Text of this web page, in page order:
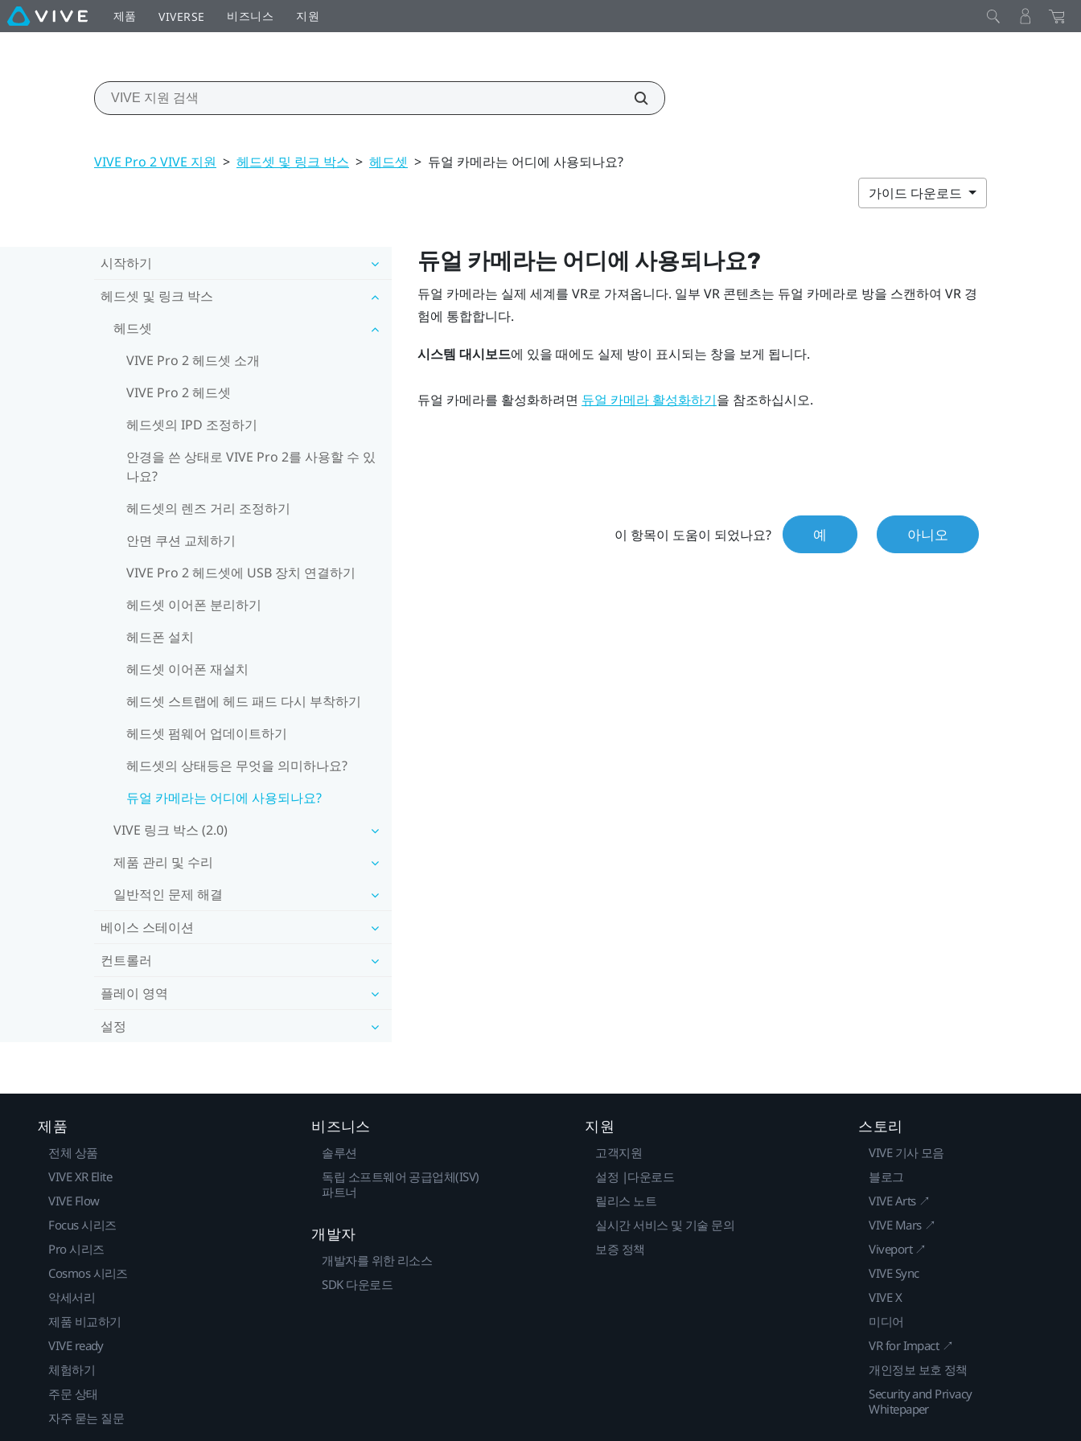
제품 VIVERSE 비즈니스 지원
VIVE Pro 2 VIVE 지원 > 헤드셋 및 링크 박스 > 헤드셋 > 듀얼 카메라는 어디에 사용되나요?
가이드 다운로드
시작하기
헤드셋 및 링크 박스
헤드셋
VIVE Pro 2 헤드셋 소개
VIVE Pro 2 헤드셋
헤드셋의 IPD 조정하기
안경을 쓴 상태로 VIVE Pro 2를 사용할 수 있
나요?
헤드셋의 렌즈 거리 조정하기
안면 쿠션 교체하기
VIVE Pro 2 헤드셋에 USB 장치 연결하기
헤드셋 이어폰 분리하기
헤드폰 설치
헤드셋 이어폰 재설치
헤드셋 스트랩에 헤드 패드 다시 부착하기
헤드셋 펌웨어 업데이트하기
헤드셋의 상태등은 무엇을 의미하나요?
듀얼 카메라는 어디에 사용되나요?
VIVE 링크 박스 (2.0)
제품 관리 및 수리
일반적인 문제 해결
베이스 스테이션
컨트롤러
플레이 영역
설정
듀얼 카메라는 어디에 사용되나요?
듀얼 카메라는 실제 세계를 VR로 가져옵니다. 일부 VR 콘텐츠는 듀얼 카메라로 방을 스캔하여 VR 경
험에 통합합니다.
시스템 대시보드에 있을 때에도 실제 방이 표시되는 창을 보게 됩니다.
듀얼 카메라를 활성화하려면 듀얼 카메라 활성화하기 을 참조하십시오.
이 항목이 도움이 되었나요? 예 아니오
제품
전체 상품
VIVE XR Elite
VIVE Flow
Focus 시리즈
Pro 시리즈
Cosmos 시리즈
악세서리
제품 비교하기
VIVE ready
체험하기
주문 상태
자주 묻는 질문
비즈니스
솔루션
독립 소프트웨어 공급업체(ISV)
파트너
개발자
개발자를 위한 리소스
SDK 다운로드
지원
고객지원
설정 |다운로드
릴리스 노트
실시간 서비스 및 기술 문의
보증 정책
스토리
VIVE 기사 모음
블로그
VIVE Arts ↗
VIVE Mars ↗
Viveport ↗
VIVE Sync
VIVE X
미디어
VR for Impact ↗
개인정보 보호 정책
Security and Privacy
Whitepaper